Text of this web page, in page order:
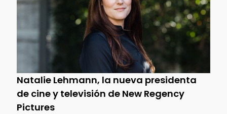
Natalie Lehmann, la nueva presidenta
de cine y televisión de New Regency
Pictures